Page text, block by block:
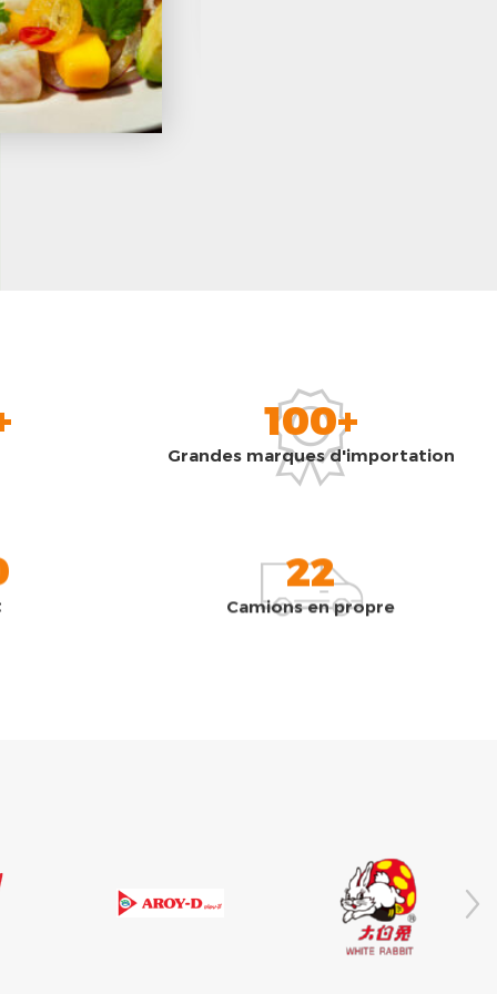
100+
Grandes marques d'importation
22
Camions en propre